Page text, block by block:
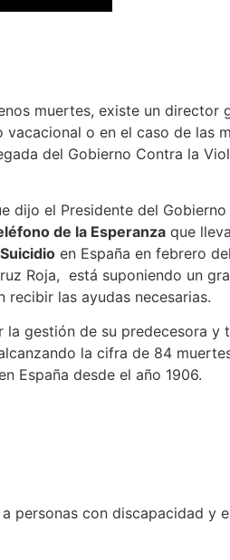
muertes, existe un
o en el caso de las
del Gobierno Contra la
dijo el Presidente del
de la Esperanza que
en España en febrero
Roja, está suponiendo un
las ayudas necesarias.
gestión de su predecesora
la cifra de 84
España desde el año 1906.
personas con discapacidad y